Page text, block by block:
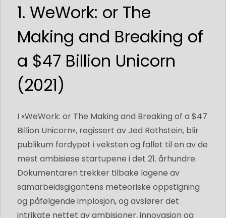
1. WeWork: or The
Making and Breaking of
a $47 Billion Unicorn
(2021)
I «WeWork: or The Making and Breaking of a $47
Billion Unicorn», regissert av Jed Rothstein, blir
publikum fordypet i veksten og fallet til en av de
mest ambisiøse startupene i det 21. århundre.
Dokumentaren trekker tilbake lagene av
samarbeidsgigantens meteoriske oppstigning
og påfølgende implosjon, og avslører det
intrikate nettet av ambisjoner, innovasjon og